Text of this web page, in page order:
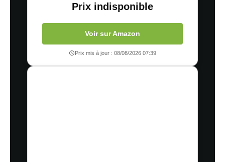
Prix indisponible
Voir sur Amazon
Prix mis à jour : 08/08/2026 07:39